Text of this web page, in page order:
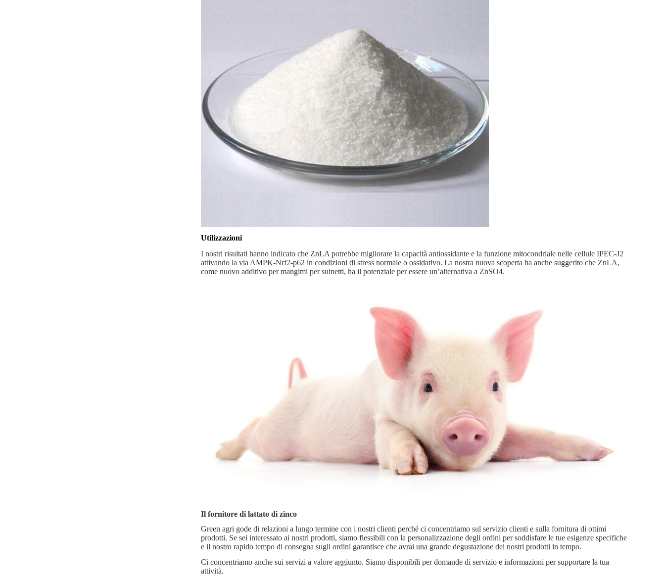
Utilizzazioni
I nostri risultati hanno indicato che ZnLA potrebbe migliorare la capacità antiossidante e la funzione mitocondriale nelle cellule IPEC-J2
attivando la via AMPK-Nrf2-p62 in condizioni di stress normale o ossidativo. La nostra nuova scoperta ha anche suggerito che ZnLA,
come nuovo additivo per mangimi per suinetti, ha il potenziale per essere un’alternativa a ZnSO4.
Il fornitore di lattato di zinco
Green agri gode di relazioni a lungo termine con i nostri clienti perché ci concentriamo sul servizio clienti e sulla fornitura di ottimi
prodotti. Se sei interessato ai nostri prodotti, siamo flessibili con la personalizzazione degli ordini per soddisfare le tue esigenze specifiche
e il nostro rapido tempo di consegna sugli ordini garantisce che avrai una grande degustazione dei nostri prodotti in tempo.
Ci concentriamo anche sui servizi a valore aggiunto. Siamo disponibili per domande di servizio e informazioni per supportare la tua
attività.